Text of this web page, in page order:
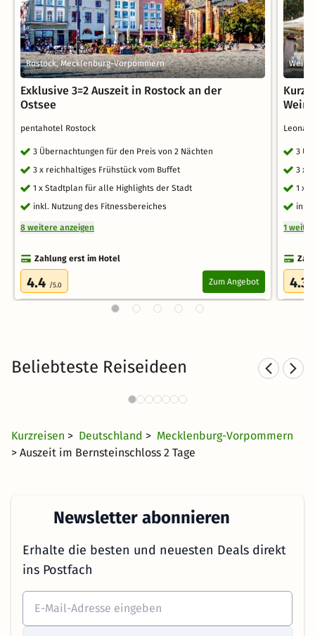
Rostock, Mecklenburg-Vorpommern
Exklusive 3=2 Auszeit in Rostock an der
Ostsee
pentahotel Rostock
3 Übernachtungen für den Preis von 2 Nächten
3 x reichhaltiges Frühstück vom Buffet
1 x Stadtplan für alle Highlights der Stadt
inkl. Nutzung des Fitnessbereiches
8 weitere anzeigen
Zahlung erst im Hotel
4.4 /5.0 Zum Angebot
3
3 x
1 x
inkl.
1
4.3
Beliebteste Reiseideen
Familienurlaub in
Kurzreisen > Deutschland > Mecklenburg-Vorpommern
> Auszeit im Bernsteinschloss 2 Tage
Newsletter abonnieren
Erhalte die besten und neuesten Deals direkt
ins Postfach